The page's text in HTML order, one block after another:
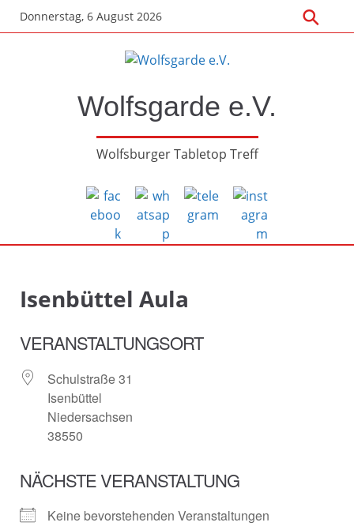
ZumDonnerstag, 6 August 2026
Wolfsgarde e.V.
Wolfsburger Tabletop Treff
Isenbüttel Aula
VERANSTALTUNGSORT
Schulstraße 31
Isenbüttel
Niedersachsen
38550
NÄCHSTE VERANSTALTUNG
Keine bevorstehenden Veranstaltungen